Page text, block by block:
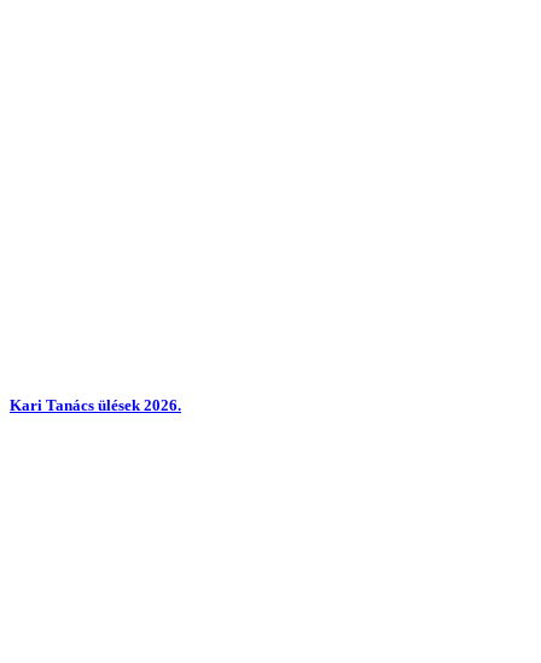
Kari Tanács ülések 2026.